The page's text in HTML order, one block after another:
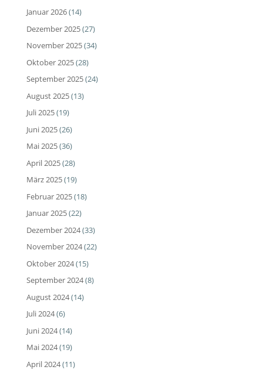
Januar 2026(14)
Dezember 2025(27)
November 2025(34)
Oktober 2025(28)
September 2025(24)
August 2025(13)
Juli 2025(19)
Juni 2025(26)
Mai 2025(36)
April 2025(28)
März 2025(19)
Februar 2025(18)
Januar 2025(22)
Dezember 2024(33)
November 2024(22)
Oktober 2024(15)
September 2024(8)
August 2024(14)
Juli 2024(6)
Juni 2024(14)
Mai 2024(19)
April 2024(11)